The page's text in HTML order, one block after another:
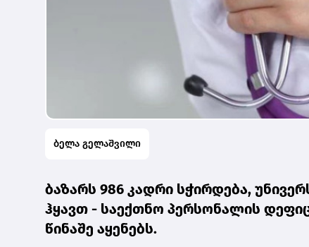
ბელა გელაშვილი
ბაზარს 986 კადრი სჭირდება,
ჰყავთ - საექთნო პერსონალის
წინაშე აყენებს.